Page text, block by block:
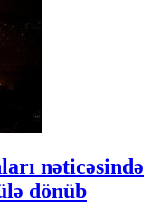
nəticəsində
dönüb